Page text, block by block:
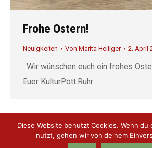
Frohe Ostern!
Neuigkeiten Von Marita Heiliger 2. April
Wir wünschen euch ein frohes
Euer KulturPott.Ruhr
Diese Website benutzt Cookies. Wenn
nutzt, gehen wir von deinem